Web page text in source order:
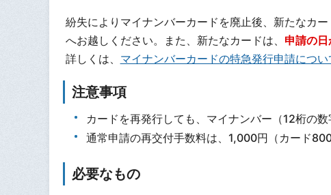
紛失によりマイナンバーカードを廃止後、新たなカ
へお越しください。また、新たなカードは、 申請の
詳しくは、 マイナンバーカードの特急発行申請につい
注意事項
カードを再発行しても、マイナンバー（12桁の数
通常申請の再交付手数料は、1,000円（カード
必要なもの